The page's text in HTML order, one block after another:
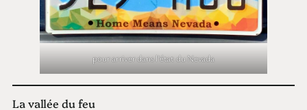
pour arriver dans l’état du Nevada
La vallée du feu